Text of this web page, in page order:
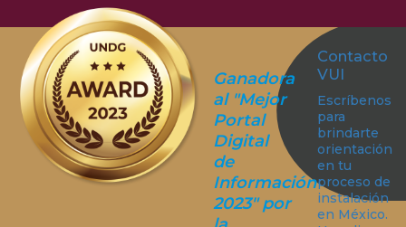
Ganadora
al "Mejor
Portal
Digital
de
Información
2023" por
Contacto
VUI
Escríbenos
para
brindarte
orientación
en tu
proceso de
instalación
en México.